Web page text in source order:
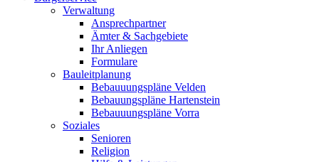
Verwaltung
Ansprechpartner
Ämter & Sachgebiete
Ihr Anliegen
Formulare
Bauleitplanung
Bebauuungspläne Velden
Bebauungspläne Hartenstein
Bebauuungspläne Vorra
Soziales
Senioren
Religion